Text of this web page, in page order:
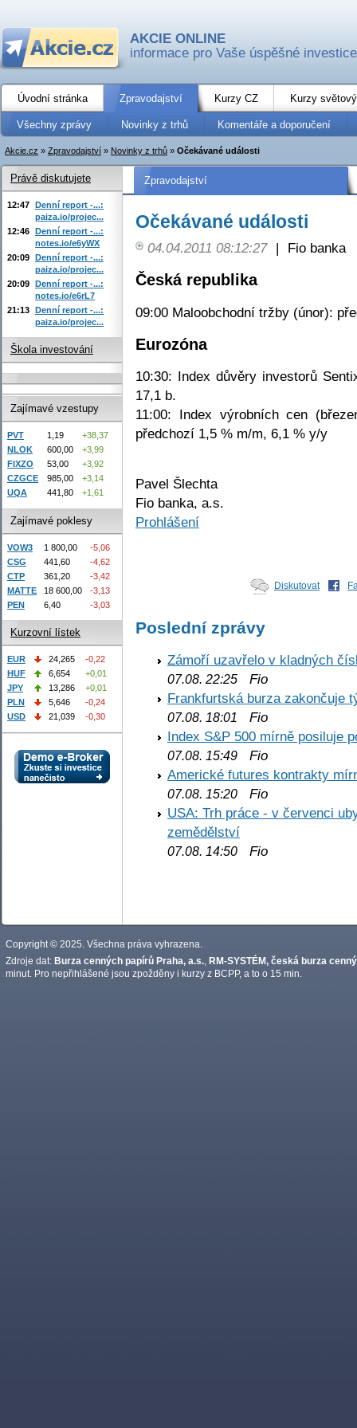
AKCIE ONLINE
informace pro Vaše úspěšné investice
Úvodní stránka Zpravodajství Kurzy CZ Kurzy
Všechny zprávy Novinky z trhů Komentáře a doporučení
Akcie.cz » Zpravodajství » Novinky z trhů » Očekávané události
Zpravodajství
Očekávané události
04.04.2011 08:12:27 | Fio banka
Česká republika
09:00 Maloobchodní tržby (únor):
Eurozóna
10:30: Index důvěry investorů
17,1 b.
11:00: Index výrobních cen
předchozí 1,5 % m/m, 6,1 % y/y
Pavel Šlechta
Fio banka, a.s.
Prohlášení
Diskutovat
Poslední zprávy
Zámoří uzavřelo v kladných
07.08. 22:25 Fio
Frankfurtská burza zakončuje
07.08. 18:01
Fio
Index S&P 500 mírně posiluje
07.08. 15:49 Fio
Americké futures kontrakty
07.08. 15:20 Fio
USA: Trh práce - v červenci
zemědělství
07.08. 14:50 Fio
Právě diskutujete
12:47 Denní report -...:
paiza.io/projec...
12:46 Denní report -...:
notes.io/e6yWX
20:09 Denní report -...:
paiza.io/projec...
20:09 Denní report -...:
notes.io/e6rL7
21:13 Denní report -...:
paiza.io/projec...
Škola investování
Zajímavé vzestupy
PVT 1,19
+38,37
NLOK
600,00
+3,99
FIXZO
53,00
+3,92
CZGCE
985,00
+3,14
UQA
441,80 +1,61
Zajímavé poklesy
VOW3 1 800,00
-5,06
CSG
441,60
-4,62
CTP
361,20
-3,42
MATTE
18 600,00
-3,13
PEN
6,40 -3,03
Kurzovní lístek
EUR 24,265
-0,22
HUF
6,654
+0,01
JPY
13,286
+0,01
PLN
5,646
-0,24
USD
21,039 -0,30
Copyright © 2025. Všechna práva vyhrazena.
Zdroje dat: Burza cenných papírů Praha, a.s. RM-SYSTÉM, česká burza
minut. Pro nepřihlášené jsou zpožděny i kurzy z BCPP, a to o 15 min.